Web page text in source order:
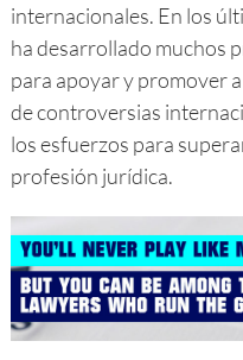
internacionales. En los
ha desarrollado muchos
para apoyar y promover
de controversias
los esfuerzos para
profesión jurídica.